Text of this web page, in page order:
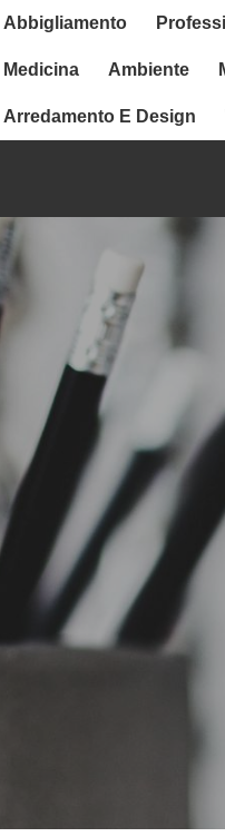
Abbigliamento
Medicina Ambiente
Arredamento E Design